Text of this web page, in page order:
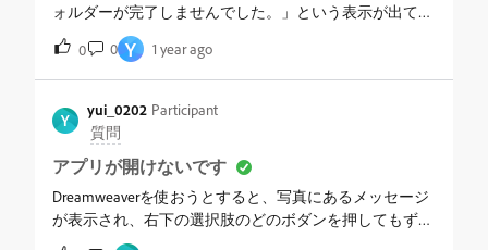
ォルダーが完了しませんでした。」という表示が出て、
アップができません。&nbsp;【環境・OS 名 Microsoft
Windows 11 Pro利用・DW2021【現象】・更新のためにPUT
をクリックしても「ファイル操作が不完全です。1 個の
ファイルまたはフォルダーが完了しませんでした。」と
出てしまう。・MACを利用していた際は出た記憶がな
い。Windowsに変えてから多発するようになった。・
「ファイル操作が不完全です。1 個のファイルまたはフ
ォルダーが完了しませんでした。」と出ると、本番環境
も消えてしまう。（とても困っている）・一度他のファ
イルを開いて、戻って、また同じファイルをアップする
0 0 Y 1 year ago
Y
yui_0202 Participant
質問
アプリが開けないです
Dreamweaverを使おうとすると、写真にあるメッセージ
が表示され、右下の選択肢のどのボダンを押してもずっ
とローディングして進みません。前回のセッションが上